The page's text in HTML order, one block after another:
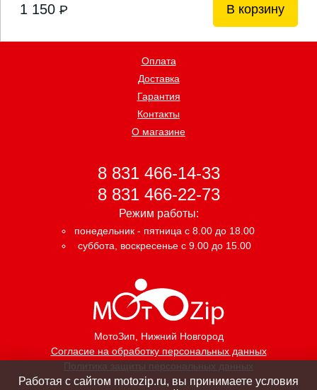
1 150 P В корзину
МотоЗип, Нижний Новгород
Согласие на обработку персональных данных
Политика защиты персональных данных
Оплата
Доставка
Гарантия
Контакты
О магазине
8 831 466-14-33
8 831 466-22-73
Режим работы:
понедельник - пятница с 8.00 до 18.00
суббота, воскресенье с 9.00 до 15.00
Работая с сайтом motozip.ru, вы принимаете условия